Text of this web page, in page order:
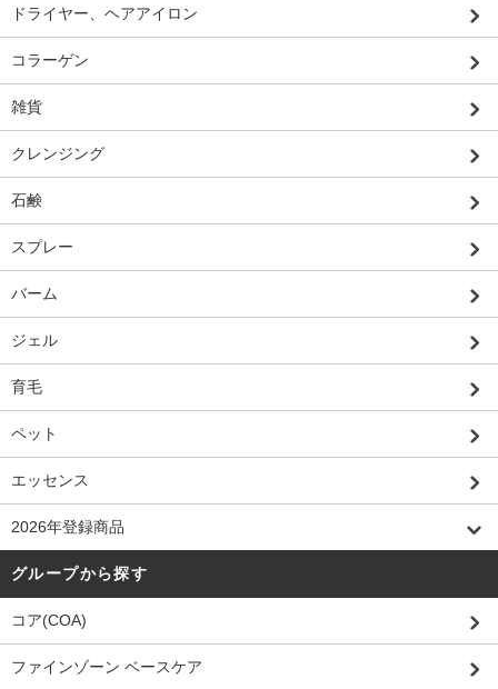
ドライヤー、ヘアアイロン
コラーゲン
雑貨
クレンジング
石鹸
スプレー
バーム
ジェル
育毛
ペット
エッセンス
2026年登録商品
グループから探す
コア(COA)
ファインゾーン ベースケア